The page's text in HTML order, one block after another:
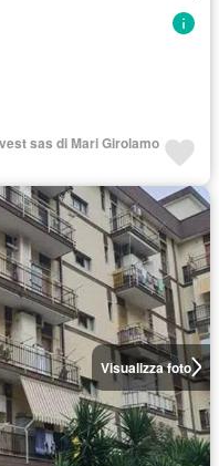
sas di Mari Girolamo
Visualizza foto